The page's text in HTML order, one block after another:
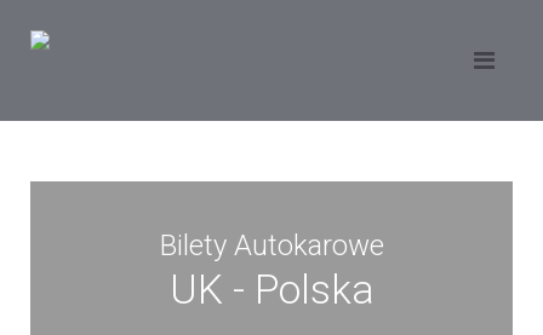
Bilety Autokarowe
UK - Polska